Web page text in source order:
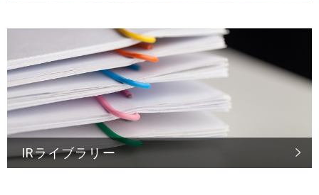
IRライブラリー